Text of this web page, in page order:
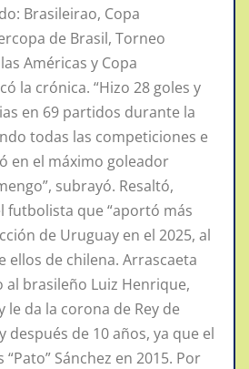
Brasileirao, Copa
de Brasil, Torneo
Américas y Copa
la crónica. “Hizo 28 goles y
en 69 partidos durante la
todas las competiciones e
en el máximo goleador
subrayó. Resaltó,
futbolista que “aportó más
de Uruguay en el 2025, al
ellos de chilena. Arrascaeta
al brasileño Luiz Henrique,
le da la corona de Rey de
después de 10 años, ya que el
Sánchez en 2015. Por